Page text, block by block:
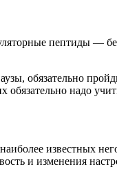
пептиды —
обязательно
надо
известных
и изменения